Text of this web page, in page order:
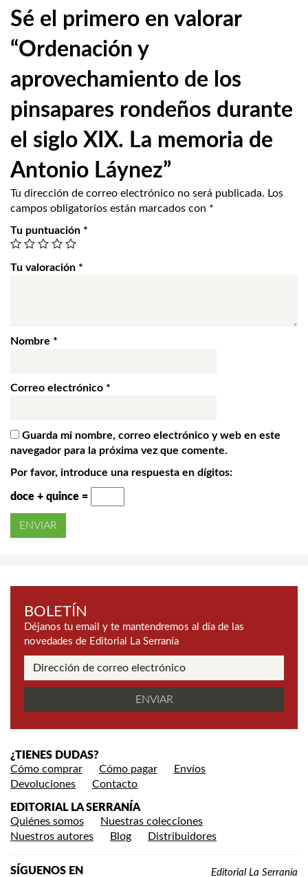
Sé el primero en valorar
“Ordenación y
aprovechamiento de los
pinsapares rondeños durante
el siglo XIX. La memoria de
Antonio Láynez”
Tu dirección de correo electrónico no será publicada. Los
campos obligatorios están marcados con *
Tu puntuación *
Tu valoración *
Nombre *
Correo electrónico *
Guarda mi nombre, correo electrónico y web en este
navegador para la próxima vez que comente.
Por favor, introduce una respuesta en dígitos:
doce + quince =
BOLETÍN
Déjanos tu email y te mantendremos al día de las
novedades de Editorial La Serranía
¿TIENES DUDAS?
Cómo comprar
Cómo pagar
Envíos
Devoluciones
Contacto
EDITORIAL LA SERRANÍA
Quiénes somos
Nuestras colecciones
Nuestros autores
Blog Distribuidores
SÍGUENOS EN Editorial La Serranía